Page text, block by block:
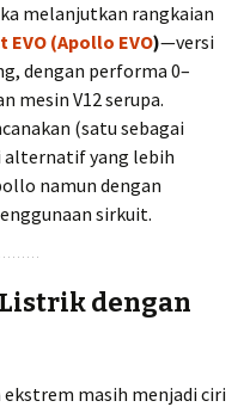
melanjutkan rangkaian
EVO (Apollo EVO)—versi
dengan performa 0–
mesin V12 serupa.
(satu sebagai
alternatif yang lebih
namun dengan
sirkuit.
dengan
masih menjadi ciri